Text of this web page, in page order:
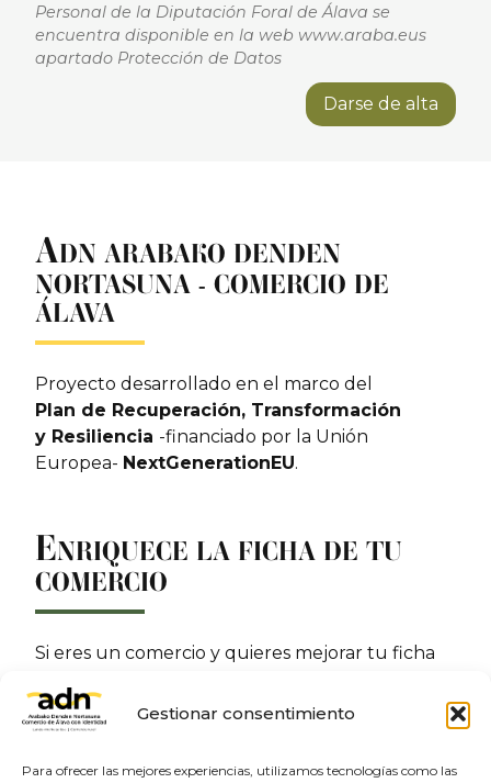
Gestionar consentimiento
Para ofrecer las mejores experiencias, utilizamos tecnologías como las
Personal de la Diputación Foral de Álava se
encuentra disponible en la web www.araba.eus
apartado Protección de Datos
Darse de alta
ADN ARABAKO DENDEN
NORTASUNA - COMERCIO DE
ÁLAVA
Proyecto desarrollado en el marco del
Plan de Recuperación, Transformación
y Resiliencia -financiado por la Unión
Europea- NextGenerationEU.
ENRIQUECE LA FICHA DE TU
COMERCIO
Si eres un comercio y quieres mejorar tu ficha
web o las redes sociales. Contacta con nosotros:
Enriquece tu ficha